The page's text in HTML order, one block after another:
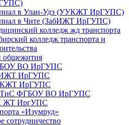
в Улан-Удэ (УУКЖТ ИрГУПС)
в Чите (ЗабИЖТ ИрГУПС)
колледж жд транспорта
колледж транспорта и
общежития
ВО ИрГУПС
ИрГУПС
ИрГУПС
ФГБОУ ВО ИрГУПС
ЖТ ИргУПС
«Изумруд»
сотрудничество